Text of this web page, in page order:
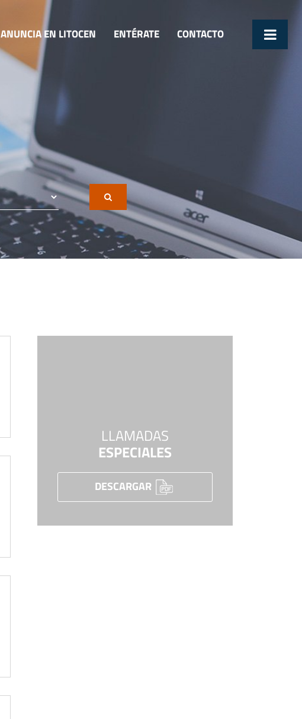
ANUNCIA EN LITOCEN ENTÉRATE CONTACTO
LLAMADAS
ESPECIALES
DESCARGAR